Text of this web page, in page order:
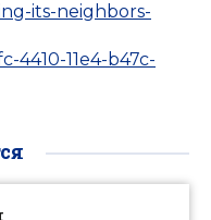
its-neighbors-
4410-11e4-b47c-